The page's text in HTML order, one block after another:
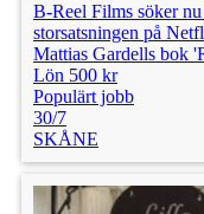
B-Reel Films söker
storsatsningen på
Mattias Gardells bok
Lön 500 kr
Populärt jobb
30/7
SKÅNE